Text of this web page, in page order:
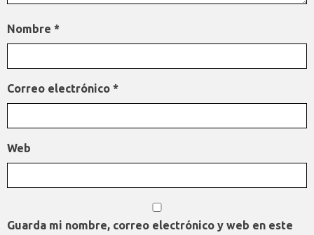
Nombre *
Correo electrónico *
Web
Guarda mi nombre, correo electrónico y web en este